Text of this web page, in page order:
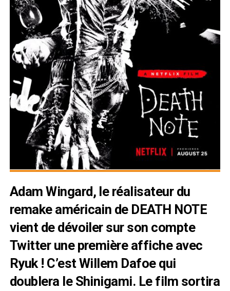
Adam Wingard, le réalisateur du
remake américain de DEATH NOTE
vient de dévoiler sur son compte
Twitter une première affiche avec
Ryuk ! C’est Willem Dafoe qui
doublera le Shinigami. Le film sortira